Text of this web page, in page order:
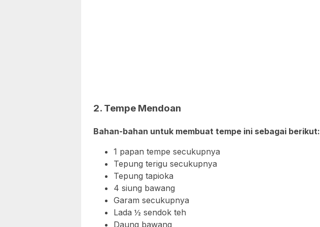
2. Tempe Mendoan
Bahan-bahan untuk membuat tempe ini sebagai berikut:
1 papan tempe secukupnya
Tepung terigu secukupnya
Tepung tapioka
4 siung bawang
Garam secukupnya
Lada ½ sendok teh
Daung bawang